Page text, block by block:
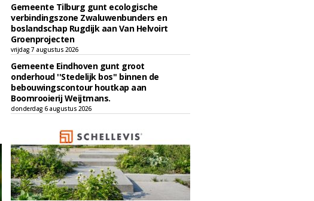
Gemeente Tilburg gunt ecologische
verbindingszone Zwaluwenbunders en
boslandschap Rugdijk aan Van Helvoirt
Groenprojecten
vrijdag 7 augustus 2026
Gemeente Eindhoven gunt groot
onderhoud ''Stedelijk bos'' binnen de
bebouwingscontour houtkap aan
Boomrooierij Weijtmans.
donderdag 6 augustus 2026